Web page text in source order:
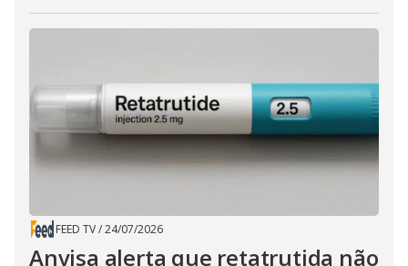
FEED TV/24/07/2026
Anvisa alerta que retatrutida não